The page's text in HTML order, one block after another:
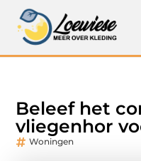
Beleef het
vliegenhor
Woningen